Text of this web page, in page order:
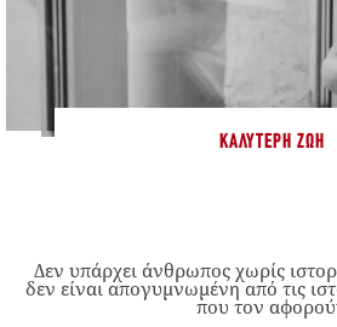
ΚΑΛΎΤΕΡΗ ΖΩΉ
Δεν υπάρχει άνθρωπος χωρίς
δεν είναι απογυμνωμένη από τις
που τον